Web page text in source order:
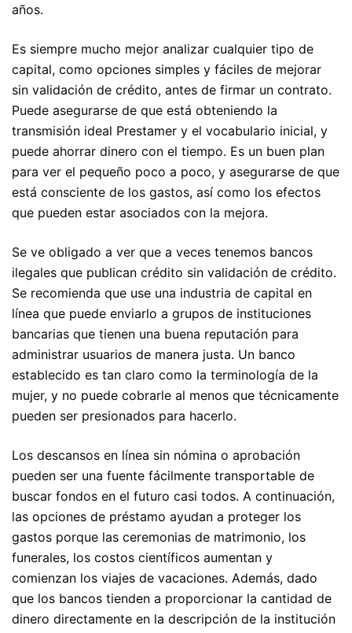
años.
Es siempre mucho mejor analizar cualquier tipo de
capital, como opciones simples y fáciles de mejorar
sin validación de crédito, antes de firmar un contrato.
Puede asegurarse de que está obteniendo la
transmisión ideal Prestamer y el vocabulario inicial, y
puede ahorrar dinero con el tiempo. Es un buen plan
para ver el pequeño poco a poco, y asegurarse de que
está consciente de los gastos, así como los efectos
que pueden estar asociados con la mejora.
Se ve obligado a ver que a veces tenemos bancos
ilegales que publican crédito sin validación de crédito.
Se recomienda que use una industria de capital en
línea que puede enviarlo a grupos de instituciones
bancarias que tienen una buena reputación para
administrar usuarios de manera justa. Un banco
establecido es tan claro como la terminología de la
mujer, y no puede cobrarle al menos que técnicamente
pueden ser presionados para hacerlo.
Los descansos en línea sin nómina o aprobación
pueden ser una fuente fácilmente transportable de
buscar fondos en el futuro casi todos. A continuación,
las opciones de préstamo ayudan a proteger los
gastos porque las ceremonias de matrimonio, los
funerales, los costos científicos aumentan y
comienzan los viajes de vacaciones. Además, dado
que los bancos tienden a proporcionar la cantidad de
dinero directamente en la descripción de la institución